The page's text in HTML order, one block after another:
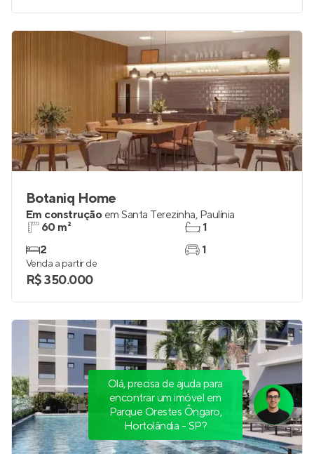
Botaniq Home
Em construção em Santa Terezinha, Paulínia
60 m²
2
1
1
Venda a partir de
R$ 350.000
Olá, precisa de ajuda para
encontrar um imóvel em
Parque Orestes Ôngaro,
Hortolândia - SP?